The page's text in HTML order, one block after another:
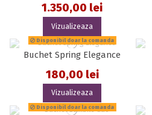
1.350,00 lei
Vizualizeaza
Disponibil doar la comanda
Buchet Spring Elegance
180,00 lei
Vizualizeaza
Disponibil doar la comanda